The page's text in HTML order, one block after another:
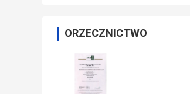
ORZECZNICTWO